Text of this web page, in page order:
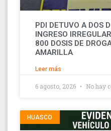
PDI DETUVO A DOS
INGRESO
800 DOSIS DE
AMARILLA
Leer más
6 agosto, 2026 No hay
HUASCO